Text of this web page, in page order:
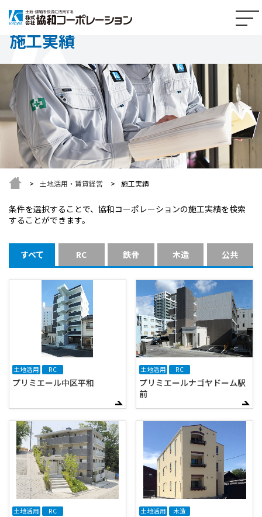
施工実績
土地活用・賃貸経営 施工実績
条件を選択することで、協和コーポレーションの施工実績を検索
することができます。
すべて RC 鉄骨 木造 公共
土地活用 RC
プリミエール中区平和
土地活用 RC
プリミエールナゴヤドーム駅
前
土地活用 RC 土地活用 木造